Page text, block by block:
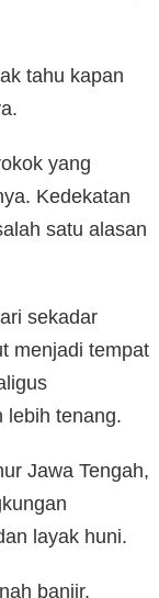
tahu kapan
yang
Kedekatan
satu alasan
sekadar
menjadi tempat
lebih tenang.
Jawa Tengah,
layak huni.
banjir.